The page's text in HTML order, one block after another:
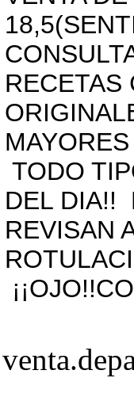
TODO
DEL DIA!!
REVISAN